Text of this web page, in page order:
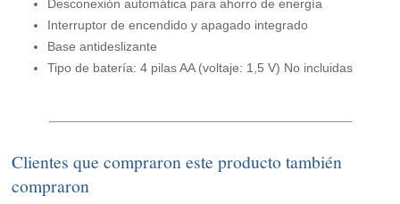
Desconexión automática para ahorro de energía
Interruptor de encendido y apagado integrado
Base antideslizante
Tipo de batería: 4 pilas AA (voltaje: 1,5 V) No incluidas
Clientes que compraron este producto también
compraron